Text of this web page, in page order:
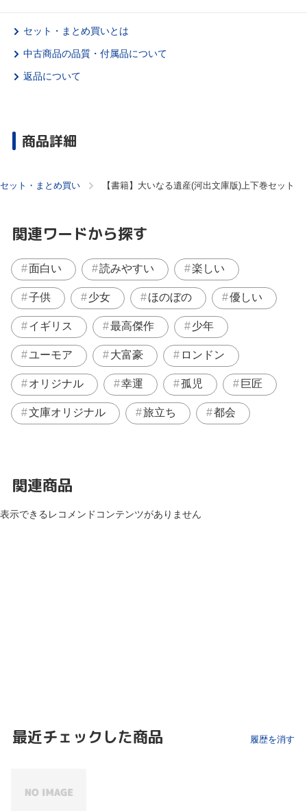
セット・まとめ買いとは
中古商品の品質・付属品について
返品について
商品詳細
セット・まとめ買い 【書籍】大いなる遺産(河出文庫版)上下巻セット
関連ワードから探す
面白い 読みやすい 楽しい
子供 少女 ほのぼの 優しい
イギリス 最高傑作 少年
ユーモア 大富豪 ロンドン
オリジナル 幸運 孤児 巨匠
文庫オリジナル 旅立ち 都会
関連商品
表示できるレコメンドコンテンツがありません
最近チェックした商品 履歴を消す